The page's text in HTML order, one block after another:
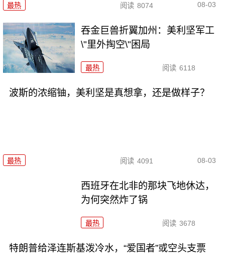
最热 阅读 8074 08-03
吞金巨兽折翼加州：美利坚军工
\"里外掏空\"困局
最热 阅读 6118
波斯的浓缩铀，美利坚是真想拿，还是做样子？
最热 阅读 4091 08-03
西班牙在北非的那块飞地休达，
为何突然炸了锅
最热 阅读 3678
特朗普给泽连斯基泼冷水，“爱国者”或空头支票